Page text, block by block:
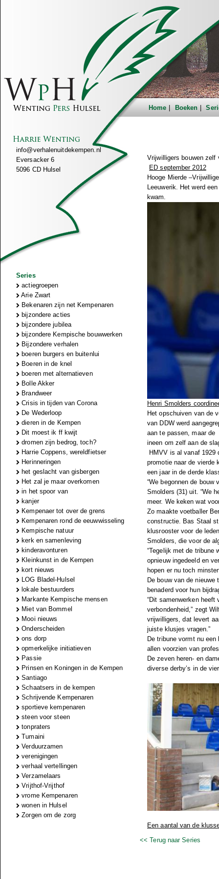
Home Boeken
info@verhalenuitdekempen.nl
Eversacker 6
5096 CD Hulsel
Series
actiegroepen
Arie Zwart
Bekenaren zijn net Kempenaren
bijzondere acties
bijzondere jubilea
bijzondere Kempische bouwwerken
Bijzondere verhalen
boeren burgers en buitenlui
Boeren in de knel
boeren met alternatieven
Bolle Akker
Brandweer
Crisis in tijden van Corona
De Wederloop
dieren in de Kempen
Dit moest ik ff kwijt
dromen zijn bedrog, toch?
Harrie Coppens, wereldfietser
Herinneringen
het geslacht van gisbergen
Het zal je maar overkomen
in het spoor van
kanjer
Kempenaer tot over de grens
Kempenaren rond de eeuwwisseling
Kempische natuur
kerk en samenleving
kinderavonturen
Kleinkunst in de Kempen
kort nieuws
LOG Bladel-Hulsel
lokale bestuurders
Markante Kempische mensen
Miet van Bommel
Mooi nieuws
Onderscheiden
ons dorp
opmerkelijke initiatieven
Passie
Prinsen en Koningen in de Kempen
Santiago
Schaatsers in de kempen
Schrijvende Kempenaren
sportieve kempenaren
steen voor steen
tonpraters
Tumaini
Verduurzamen
verenigingen
verhaal vertellingen
Verzamelaars
Vrijthof-Vrijthof
vrome Kempenaren
wonen in Hulsel
Zorgen om de zorg
Vrijwilligers bouwen zelf
ED september 2012
Hooge Mierde
Leeuwerik. Het werd
kwam.
Henri Smolders
Het opschuiven van de
van DDW werd
aan te passen, maar de
ineen om zelf aan de
HMVV is al vanaf 1929
promotie naar de vierde
een jaar in de derde
“We begonnen de bouw
Smolders (31) uit. “We
meer. We keken wat
Zo maakte voetballer
constructie. Bas Staal
klusrooster voor de
Smolders, die voor de
“Tegelijk met de tribune
opnieuw ingedeeld en
hopen er nu toch
De bouw van de nieuwe
benaderd voor hun
“Dit samenwerken
verbondenheid,” zegt
vrijwilligers, dat levert
juiste klusjes vragen.”
De tribune vormt nu
allen voorzien van
De zeven heren- en
diverse derby’s in de
Een aantal van de
<< Terug naar Series